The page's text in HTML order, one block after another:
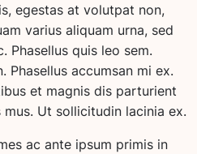
egestas at volutpat non,
varius aliquam urna, sed
Phasellus quis leo sem.
Phasellus accumsan mi ex.
et magnis dis parturient
Ut sollicitudin lacinia ex.
ac ante ipsum primis in